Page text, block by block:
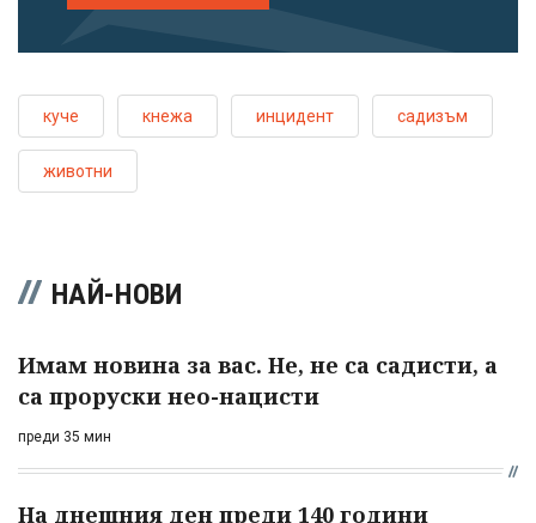
куче кнежа инцидент садизъм
животни
НАЙ-НОВИ
Имам новина за вас. Не, не са садисти, а
са проруски нео-нацисти
преди 35 мин
На днешния ден преди 140 години